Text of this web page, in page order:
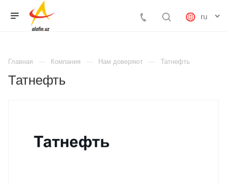
Главная Компания Нам доверяют Татнефть
Татнефть